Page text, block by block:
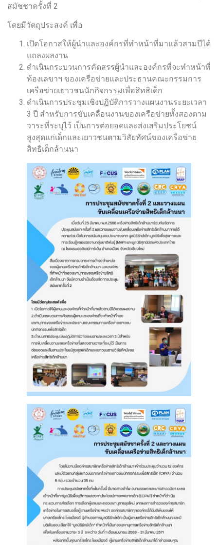
สมัชชาครั้งที่ 2
โดยมีวัตถุประสงค์ เพื่อ
เปิดโอกาสให้ผู้นำและองค์กรที่ทำหน้าที่มาแล้วสามปีได้
แถลงผลงาน
ดำเนินกระบวนการคัดสรรผู้นำและองค์กรที่จะทำหน้าที่
ท้องเลขาฯ ของเครือข่ายและประธานคณะกรรมการ
เครือข่ายเยาวชนนักกิจกรรมเพื่อสิทธิเด็ก
ดำเนินการประชุมเชิงปฏิบัติการวางแผนงานระยะเวลา
3 ปี สำหรับการขับเคลื่อนงานของเครือข่ายทั้งสองตาม
วาระที่ระบุไว้ เป็นการต่อยอดและส่งเสริมประโยชน์
สูงสุดแก่เด็กและเยาวชนตามวิสัยทัศน์ของเครือข่าย
สิทธิเด็กล้านนา